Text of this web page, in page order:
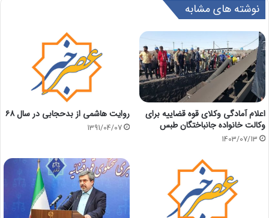
نوشته های مشابه
اعلام آمادگی وکلای قوه قضاییه برای
وکالت خانواده جانباختگان طبس
1403/07/13
روایت هاشمی از بدحجابی در سال ۶۸
1391/04/07